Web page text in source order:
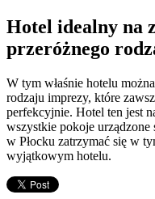
Hotel idealny na
przeróżnego
W tym właśnie hotelu
rodzaju imprezy, które
perfekcyjnie. Hotel ten jest
wszystkie pokoje urządzone
w Płocku zatrzymać się w
wyjątkowym hotelu.